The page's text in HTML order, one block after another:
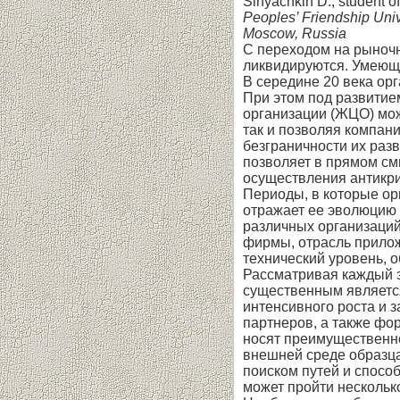
Peoples’ Friendship
Moscow, Russia
С переходом на
ликвидируются.
В середине 20 века
При этом под
организации (ЖЦО)
так и позволяя
безграничности их
позволяет в прямом
осуществления
Периоды, в которые
отражает ее эволюцию
различных
фирмы, отрасль
технический уровень,
Рассматривая каждый
существенным
интенсивного роста и
партнеров, а также
носят
внешней среде
поиском путей и
может пройти